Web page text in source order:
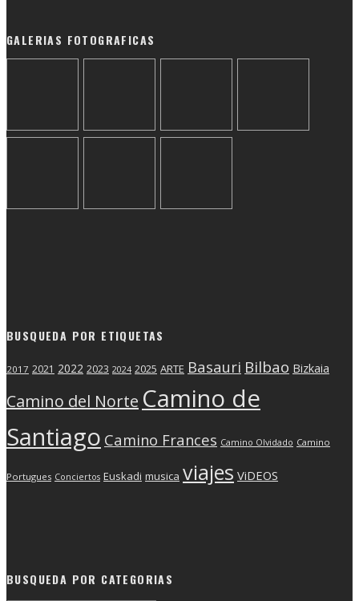
GALERIAS FOTOGRAFICAS
BUSQUEDA POR ETIQUETAS
2017 2021 2022 2023 2024 2025 ARTE Basauri Bilbao Bizkaia
Camino del Norte Camino de
Santiago Camino Frances Camino Olvidado Camino
Portugues Conciertos Euskadi musica viajes ViDEOS
BUSQUEDA POR CATEGORIAS